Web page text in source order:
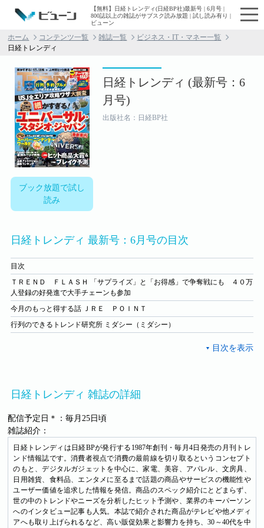
【無料】日経トレンディ(日経BP社)最新号 | 6月号 |
800誌以上の雑誌がサブスク読み放題 | 試し読み有り |
ビューン
ホーム コンテンツ一覧 雑誌一覧
ビジネス・IT・マネー一覧
日経トレンディ
ブック放題で試し
読み
日経トレンディ (最新号：6
月号)
出版社名：日経BP社
日経トレンディ 最新号：6月号の目次
目次
ＴＲＥＮＤ ＦＬＡＳＨ 「サプライズ」と「お得感」で争奪戦にも ４０万
人登録の好発進で大手チェーンも参加
今月のもっと得する話 ＪＲＥ ＰＯＩＮＴ
行列のできるトレンド研究所 ミダシー（ミダシー）
日経トレンディ 雑誌の詳細
配信予定日＊：毎月25日頃
雑誌紹介：
日経トレンディは日経BPが発行する1987年創刊・毎月4日発売の月刊トレ
ンド情報誌です。消費者視点で消費の最前線を切り取るというコンセプト
のもと、デジタルガジェットを中心に、家電、美容、アパレル、文房具、
日用雑貨、食料品、エンタメに至るまで話題の商品やサービスの機能性や
ユーザー価値を追求した情報を発信。商品のスペック紹介にとどまらず、
世の中のトレンドやニーズを分析したヒット予測や、業界のキーパーソン
へのインタビュー記事も人気。本誌で紹介された商品がテレビや他メディ
アへも取り上げられるなど、高い販促効果と影響力を持ち、30～40代を中